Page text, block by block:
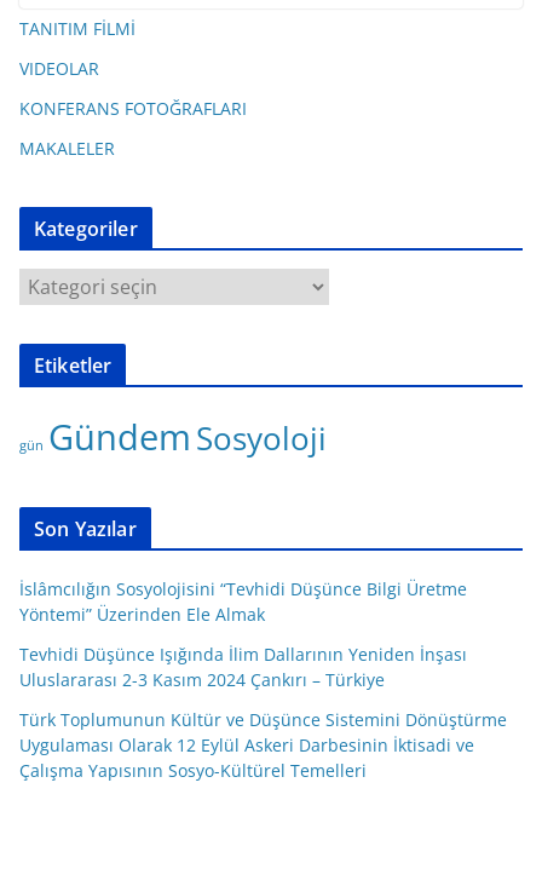
TANITIM FİLMİ
VIDEOLAR
KONFERANS FOTOĞRAFLARI
MAKALELER
Kategoriler
t
e
r
Etiketler
gün GündemSosyoloji
Son Yazılar
İslâmcılığın Sosyolojisini “Tevhidi Düşünce Bilgi Üretme
Yöntemi” Üzerinden Ele Almak
Tevhidi Düşünce Işığında İlim Dallarının Yeniden İnşası
Uluslararası 2-3 Kasım 2024 Çankırı – Türkiye
Türk Toplumunun Kültür ve Düşünce Sistemini Dönüştürme
Uygulaması Olarak 12 Eylül Askeri Darbesinin İktisadi ve
Çalışma Yapısının Sosyo-Kültürel Temelleri